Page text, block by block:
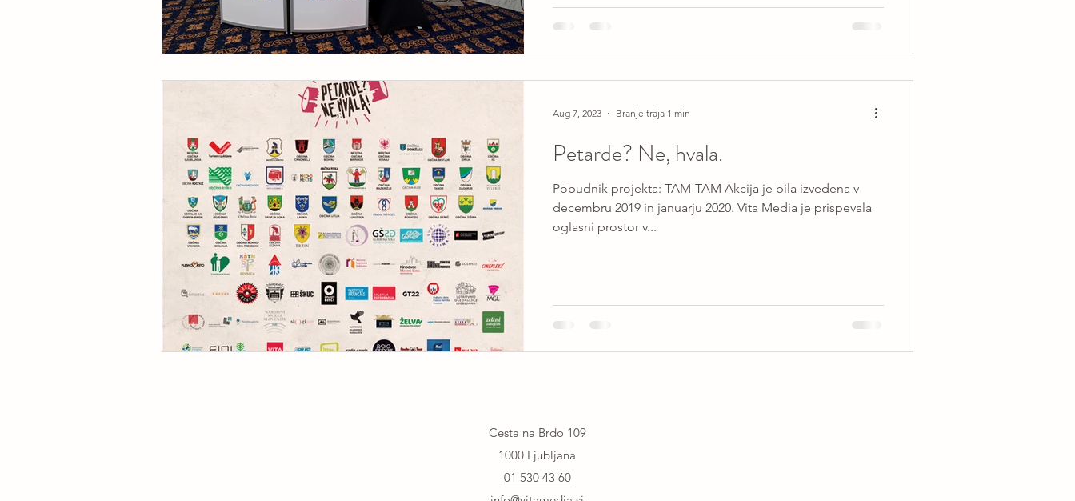
Petarde? Ne, hvala.
Pobudnik projekta: TAM-TAM Akcija je bila izvedena v
decembru 2019 in januarju 2020. Vita Media je prispevala
oglasni prostor v...
Aug 7, 2023 Branje traja 1 min
Cesta na Brdo 109
1000 Ljubljana
01 530 43 60